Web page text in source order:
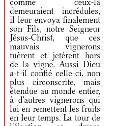
comme ceux-là
demeuraient incrédules,
il leur envoya finalement
son Fils, notre Seigneur
Jésus-Christ, que ces
mauvais vignerons
tuèrent et jetèrent hors
de la vigne. Aussi Dieu
a-t-il confié celle-ci, non
plus circonscrite, mais
étendue au monde entier,
à d'autres vignerons qui
lui en remettent les fruits
en leur temps. La tour de